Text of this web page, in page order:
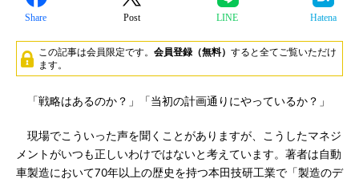
Share Post LINE Hatena
この記事は会員限定です。 会員登録（無料） すると全てご覧いただけ
ます。
「戦略はあるのか？」「当初の計画通りにやっているか？」
現場でこういった声を聞くことがありますが、こうしたマネジ
メントがいつも正しいわけではないと考えています。著者は自動
車製造において70年以上の歴史を持つ本田技研工業で「製造のデ